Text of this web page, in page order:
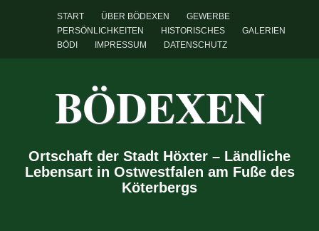
START ÜBER BÖDEXEN
GEWERBE
PERSÖNLICHKEITEN
HISTORISCHES
GALERIEN
BÖDI
IMPRESSUM DATENSCHUTZ
BÖDEXEN
Ortschaft der Stadt Höxter – Ländliche
Lebensart in Ostwestfalen am Fuße des
Köterbergs